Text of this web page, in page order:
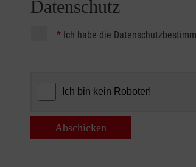
Datenschutz
* Ich habe die
Abschicken